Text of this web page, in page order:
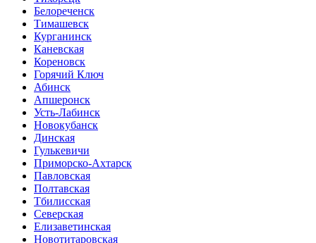
Белореченск
Тимашевск
Курганинск
Каневская
Кореновск
Горячий Ключ
Абинск
Апшеронск
Усть-Лабинск
Новокубанск
Динская
Гулькевичи
Приморско-Ахтарск
Павловская
Полтавская
Тбилисская
Северская
Елизаветинская
Новотитаровская